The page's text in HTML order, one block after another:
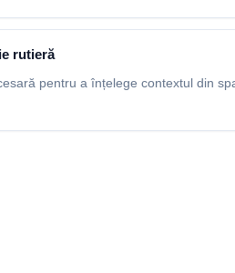
rutieră
pentru a înțelege contextul din